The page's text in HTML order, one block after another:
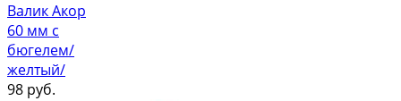
Валик Акор
60 мм с
бюгелем/
желтый/
98 руб.